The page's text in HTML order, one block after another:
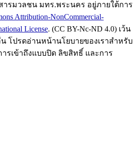
ารมวลชน มทร.พระนคร อยู่ภายใต้การ
Attribution-NonCommercial-
License. (CC BY-Nc-ND 4.0) เว้น
น โปรดอ่านหน้านโยบายของเราสำหรับ
ารเข้าถึงแบบปิด ลิขสิทธิ์ และการ